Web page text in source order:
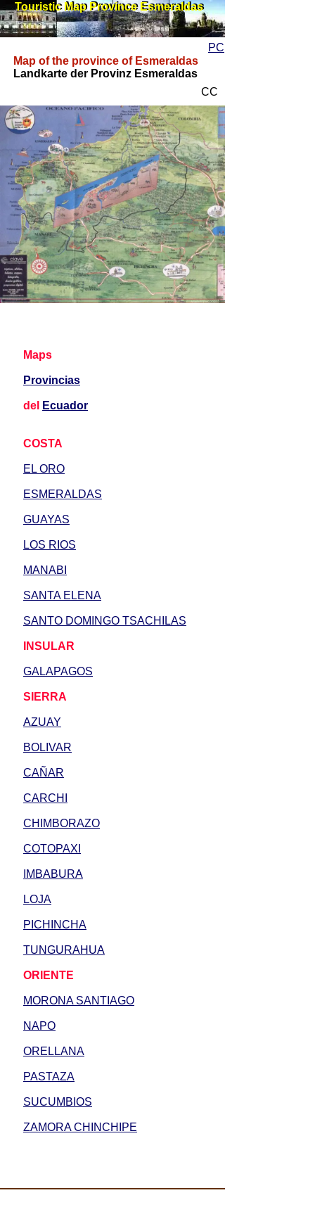
Map of the province of Esmeraldas
Landkarte der Provinz Esmeraldas
PC
Touristic Map Province Esmeraldas
Touristic Map Province Esmeraldas
CC
Maps
Provincias
del Ecuador
COSTA
EL ORO
ESMERALDAS
GUAYAS
LOS RIOS
MANABI
SANTA ELENA
SANTO DOMINGO TSACHILAS
INSULAR
GALAPAGOS
SIERRA
AZUAY
BOLIVAR
CAÑAR
CARCHI
CHIMBORAZO
COTOPAXI
IMBABURA
LOJA
PICHINCHA
TUNGURAHUA
ORIENTE
MORONA SANTIAGO
NAPO
ORELLANA
PASTAZA
SUCUMBIOS
ZAMORA CHINCHIPE